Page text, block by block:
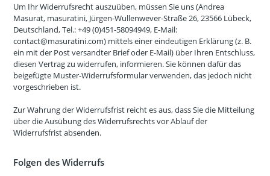
Um Ihr Widerrufsrecht auszuüben, müssen Sie uns (Andrea
Masurat, masuratini, Jürgen-Wullenwever-Straße 26, 23566 Lübeck,
Deutschland, Tel.: +49 (0)451-58094949, E-Mail:
contact@masuratini.com) mittels einer eindeutigen Erklärung (z. B.
ein mit der Post versandter Brief oder E-Mail) über Ihren Entschluss,
diesen Vertrag zu widerrufen, informieren. Sie können dafür das
beigefügte Muster-Widerrufsformular verwenden, das jedoch nicht
vorgeschrieben ist.
Zur Wahrung der Widerrufsfrist reicht es aus, dass Sie die Mitteilung
über die Ausübung des Widerrufsrechts vor Ablauf der
Widerrufsfrist absenden.
Folgen des Widerrufs